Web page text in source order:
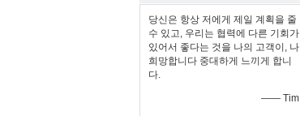
당신은 항상 저에게 제일 계획을 줄
수 있고, 우리는 협력에 다른 기회가
있어서 좋다는 것을 나의 고객이, 나
희망합니다 중대하게 느끼게 합니
다.
—— Tim